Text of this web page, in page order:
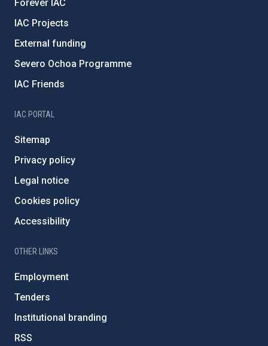
Forever IAC
IAC Projects
External funding
Severo Ochoa Programme
IAC Friends
IAC PORTAL
Sitemap
Privacy policy
Legal notice
Cookies policy
Accessibility
OTHER LINKS
Employment
Tenders
Institutional branding
RSS